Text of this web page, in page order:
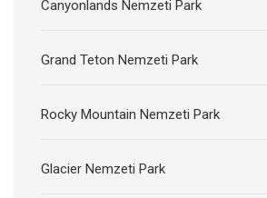
Canyonlands Nemzeti Park
Grand Teton Nemzeti Park
Rocky Mountain Nemzeti Park
Glacier Nemzeti Park